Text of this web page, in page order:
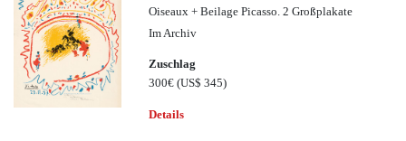
Oiseaux + Beilage Picasso. 2 Großplakate
Im Archiv
Zuschlag
300€(US$ 345)
Details